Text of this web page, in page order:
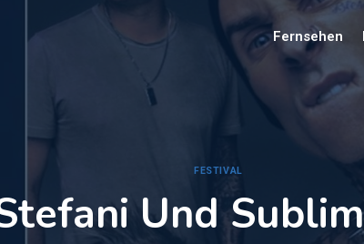
Fernsehen
FESTIVAL
Und